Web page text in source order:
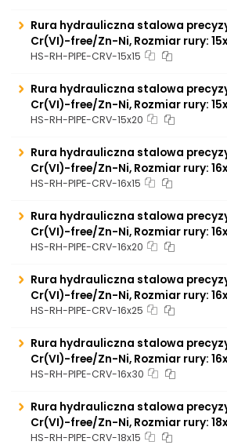
Rura hydrauliczna stalowa
Cr(VI)-free/Zn-Ni, Rozmiar rury:
HS-RH-PIPE-CRV-15x15
Rura hydrauliczna stalowa
Cr(VI)-free/Zn-Ni, Rozmiar rury:
HS-RH-PIPE-CRV-15x20
Rura hydrauliczna stalowa
Cr(VI)-free/Zn-Ni, Rozmiar rury:
HS-RH-PIPE-CRV-16x15
Rura hydrauliczna stalowa
Cr(VI)-free/Zn-Ni, Rozmiar rury:
HS-RH-PIPE-CRV-16x20
Rura hydrauliczna stalowa
Cr(VI)-free/Zn-Ni, Rozmiar rury:
HS-RH-PIPE-CRV-16x25
Rura hydrauliczna stalowa
Cr(VI)-free/Zn-Ni, Rozmiar rury:
HS-RH-PIPE-CRV-16x30
Rura hydrauliczna stalowa
Cr(VI)-free/Zn-Ni, Rozmiar rury:
HS-RH-PIPE-CRV-18x15